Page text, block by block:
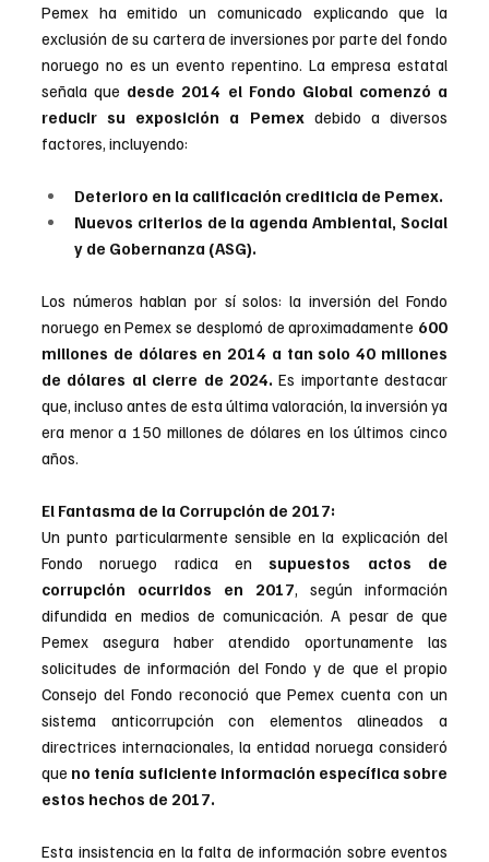
Pemex ha emitido un comunicado explicando que la
exclusión de su cartera de inversiones por parte del fondo
noruego no es un evento repentino. La empresa estatal
señala que desde 2014 el Fondo Global comenzó a
reducir su exposición a Pemex debido a diversos
factores, incluyendo:
Deterioro en la calificación crediticia de Pemex.
Nuevos criterios de la agenda Ambiental, Social
y de Gobernanza (ASG).
Los números hablan por sí solos: la inversión del Fondo
noruego en Pemex se desplomó de aproximadamente 600
millones de dólares en 2014 a tan solo 40 millones
de dólares al cierre de 2024. Es importante destacar
que, incluso antes de esta última valoración, la inversión ya
era menor a 150 millones de dólares en los últimos cinco
años.
El Fantasma de la Corrupción de 2017:
Un punto particularmente sensible en la explicación del
Fondo noruego radica en supuestos actos de
corrupción ocurridos en 2017, según información
difundida en medios de comunicación. A pesar de que
Pemex asegura haber atendido oportunamente las
solicitudes de información del Fondo y de que el propio
Consejo del Fondo reconoció que Pemex cuenta con un
sistema anticorrupción con elementos alineados a
directrices internacionales, la entidad noruega consideró
que no tenía suficiente información específica sobre
estos hechos de 2017.
Esta insistencia en la falta de información sobre eventos